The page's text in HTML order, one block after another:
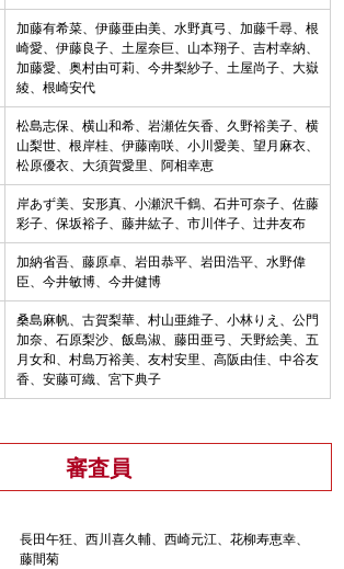
加藤有希菜、伊藤亜由美、水野真弓、加藤千尋、根
崎愛、伊藤良子、土屋奈巨、山本翔子、吉村幸納、
加藤愛、奥村由可莉、今井梨紗子、土屋尚子、大嶽
綾、根崎安代
松島志保、横山和希、岩瀬佐矢香、久野裕美子、横
山梨世、根岸桂、伊藤南咲、小川愛美、望月麻衣、
松原優衣、大須賀愛里、阿相幸恵
岸あず美、安形真、小瀬沢千鶴、石井可奈子、佐藤
彩子、保坂裕子、藤井紘子、市川伴子、辻井友布
加納省吾、藤原卓、岩田恭平、岩田浩平、水野偉
臣、今井敏博、今井健博
桑島麻帆、古賀梨華、村山亜維子、小林りえ、公門
加奈、石原梨沙、飯島淑、藤田亜弓、天野絵美、五
月女和、村島万裕美、友村安里、高阪由佳、中谷友
香、安藤可織、宮下典子
審査員
長田午狂、西川喜久輔、西崎元江、花柳寿恵幸、
藤間菊